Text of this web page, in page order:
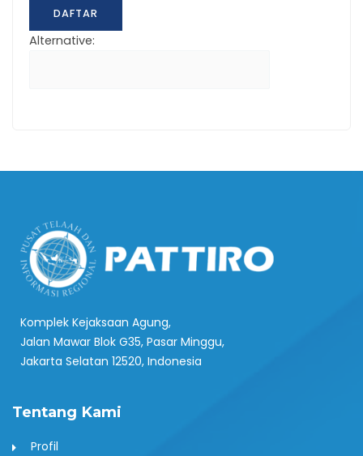
DAFTAR
Alternative:
Komplek Kejaksaan Agung,
Jalan Mawar Blok G35, Pasar Minggu,
Jakarta Selatan 12520, Indonesia
Tentang Kami
Profil